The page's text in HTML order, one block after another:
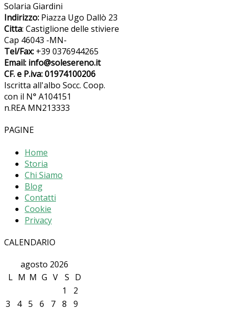
Solaria Giardini
Indirizzo: Piazza Ugo Dallò 23
Citta: Castiglione delle stiviere
Cap 46043 -MN-
Tel/Fax: +39 0376944265
Email: info@solesereno.it
CF. e P.iva: 01974100206
Iscritta all'albo Socc. Coop.
con il N° A104151
n.REA MN213333
PAGINE
Home
Storia
Chi Siamo
Blog
Contatti
Cookie
Privacy
CALENDARIO
agosto 2026
L M M G V S D
1
2
3
4 5 6 7 8 9